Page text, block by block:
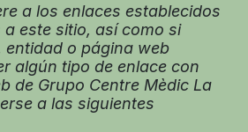
a los enlaces establecidos
este sitio, así como si
entidad o página web
algún tipo de enlace con
de Grupo Centre Mèdic La
a las siguientes